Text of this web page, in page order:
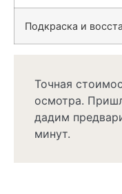
Подкраска и
Точная
осмотра.
дадим
минут.